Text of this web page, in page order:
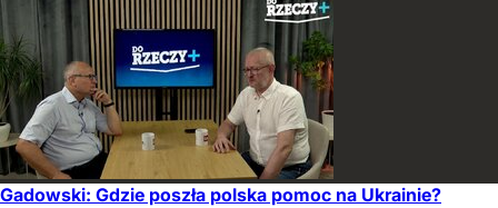
Gadowski: Gdzie poszła polska pomoc na Ukrainie?